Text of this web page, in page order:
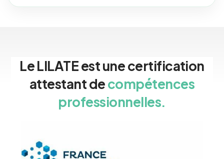
Le LILATE est une certification
attestant decompétences
professionnelles.